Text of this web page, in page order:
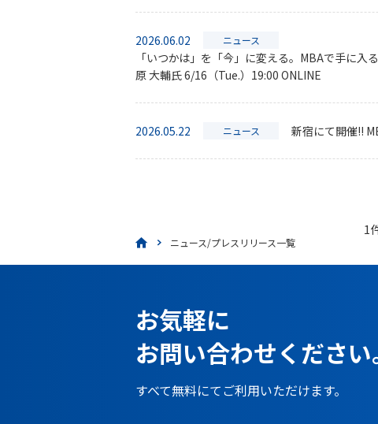
2026.06.02 ニュース
「いつかは」を「今」に変える。MBAで手に
原 大輔氏 6/16（Tue.）19:00 ONLINE
2026.05.22 ニュース 新宿にて開催!!
1
ニュース/プレスリリース一覧
お気軽に
お問い合わせください
すべて無料にてご利用いただけます。